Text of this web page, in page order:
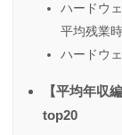
ハードウ
平均残業
ハードウ
【平均年収
top20